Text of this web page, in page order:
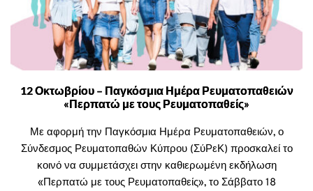
12 Οκτωβρίου – Παγκόσμια Ημέρα Ρευματοπαθειών
«Περπατώ με τους Ρευματοπαθείς»
Με αφορμή την Παγκόσμια Ημέρα Ρευματοπαθειών, ο
Σύνδεσμος Ρευματοπαθών Κύπρου (ΣύΡεΚ) προσκαλεί το
κοινό να συμμετάσχει στην καθιερωμένη εκδήλωση
«Περπατώ με τους Ρευματοπαθείς», το Σάββατο 18